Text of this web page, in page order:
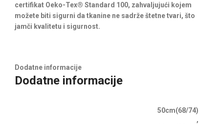
certifikat Oeko-Tex® Standard 100, zahvaljujući kojem
možete biti sigurni da tkanine ne sadrže štetne tvari, što
jamči kvalitetu i sigurnost.
Dodatne informacije
Dodatne informacije
50cm(68/74)
,